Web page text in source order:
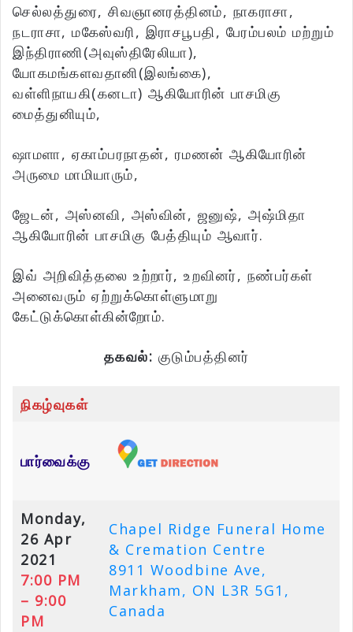
செல்லத்துரை, சிவஞானரத்தினம், நாகராசா,
நடராசா, மகேஸ்வரி, இராசபூபதி, பேரம்பலம் மற்றும்
இந்திராணி(அவுஸ்திரேலியா),
யோகமங்களவதானி(இலங்கை),
வள்ளிநாயகி(கனடா) ஆகியோரின் பாசமிகு
மைத்துனியும்,
ஷாமளா, ஏகாம்பரநாதன், ரமணன் ஆகியோரின்
அருமை மாமியாரும்,
ஜேடன், அஸ்னவி, அஸ்வின், ஜனுஷ், அஷ்மிதா
ஆகியோரின் பாசமிகு பேத்தியும் ஆவார்.
இவ் அறிவித்தலை உற்றார், உறவினர், நண்பர்கள்
அனைவரும் ஏற்றுக்கொள்ளுமாறு
கேட்டுக்கொள்கின்றோம்.
தகவல்: குடும்பத்தினர்
நிகழ்வுகள்
பார்வைக்கு
Monday,
26 Apr
2021
7:00 PM
– 9:00
PM
Chapel Ridge Funeral Home
& Cremation Centre
8911 Woodbine Ave,
Markham, ON L3R 5G1,
Canada